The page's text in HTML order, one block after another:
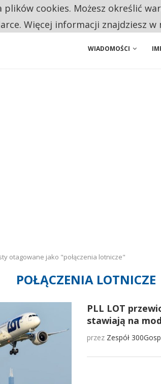
PONOWNIE ZAŁOŻYŁOBY WŁASNĄ FIRMĘ. INNYM
W EUROPEJSKI PRZEMYSŁ. NA LIŚCIE SĄ
WIADOMOŚCI
otagowane jako "połączenia lotnicze"
POŁĄCZENIA LOTNICZE
PLL LOT
stawiają na
przez Zespół
plików cookies. Możesz określić
Więcej informacji znajdziesz w